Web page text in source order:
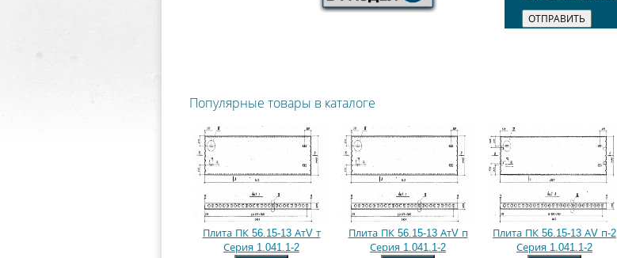
Популярные товары в каталоге
Плита ПК 56.15-13 АтV т
Серия 1.041.1-2
Плита ПК 56.15-13 АтV п
Серия 1.041.1-2
Плита ПК 56.15-13 АV п-2
Серия 1.041.1-2